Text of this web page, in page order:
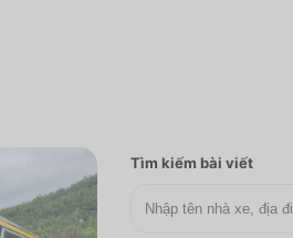
Tìm kiếm bài viết